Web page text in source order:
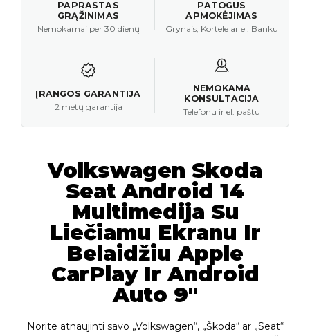
PAPRASTAS
GRĄŽINIMAS
Nemokamai per 30 dienų
PATOGUS
APMOKĖJIMAS
Grynais, Kortele ar el. Banku
ĮRANGOS GARANTIJA
2 metų garantija
NEMOKAMA
KONSULTACIJA
Telefonu ir el. paštu
Volkswagen Skoda
Seat Android 14
Multimedija Su
Liečiamu Ekranu Ir
Belaidžiu Apple
CarPlay Ir Android
Auto 9″
Norite atnaujinti savo „Volkswagen“, „Škoda“ ar „Seat“